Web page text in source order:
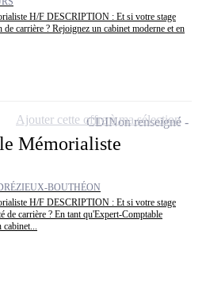
H/F DESCRIPTION : Et si votre stage
carrière ? Rejoignez un cabinet moderne et en
Mémorialiste
BOUTHÉON
H/F DESCRIPTION : Et si votre stage
de carrière ? En tant qu'Expert-Comptable
CDINon renseigné
Ajouter cette offre à ma sélection